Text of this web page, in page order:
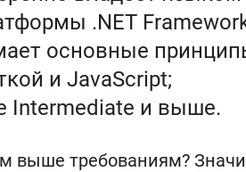
.NET
основные
и JavaScript;
Intermediate и выше.
выше требованиям?